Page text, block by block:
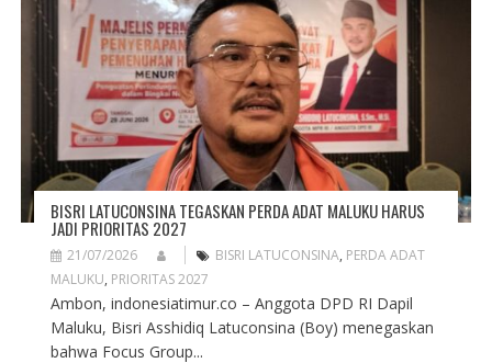
BISRI LATUCONSINA TEGASKAN PERDA ADAT MALUKU HARUS
JADI PRIORITAS 2027
21/07/2026 BISRI LATUCONSINA, PERDA ADAT
MALUKU, PRIORITAS 2027
Ambon, indonesiatimur.co – Anggota DPD RI Dapil
Maluku, Bisri Asshidiq Latuconsina (Boy) menegaskan
bahwa Focus Group...